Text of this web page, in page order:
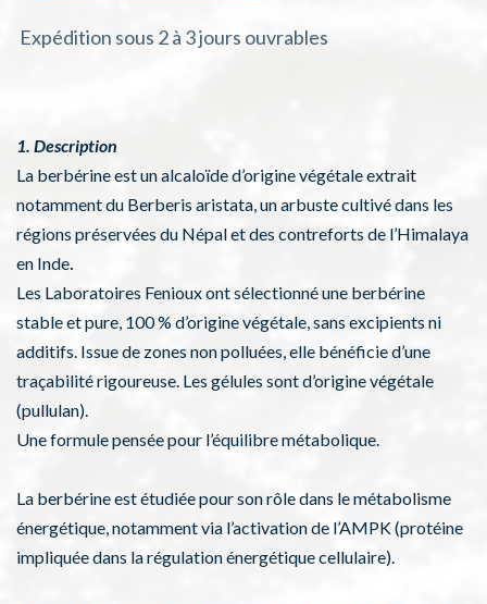
Expédition sous 2 à 3 jours ouvrables
1. Description
La berbérine est un alcaloïde d’origine végétale extrait
notamment du Berberis aristata, un arbuste cultivé dans les
régions préservées du Népal et des contreforts de l’Himalaya
en Inde.
Les Laboratoires Fenioux ont sélectionné une berbérine
stable et pure, 100 % d’origine végétale, sans excipients ni
additifs. Issue de zones non polluées, elle bénéficie d’une
traçabilité rigoureuse. Les gélules sont d’origine végétale
(pullulan).
Une formule pensée pour l’équilibre métabolique.
La berbérine est étudiée pour son rôle dans le métabolisme
énergétique, notamment via l’activation de l’AMPK (protéine
impliquée dans la régulation énergétique cellulaire).